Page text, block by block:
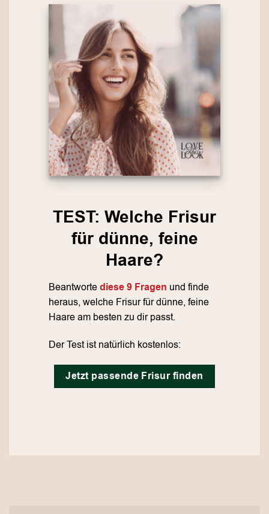
TEST: Welche Frisur
für dünne, feine
Haare?
Beantwortediese 9 Fragen und finde
heraus, welche Frisur für dünne, feine
Haare am besten zu dir passt.
Der Test ist natürlich kostenlos:
Jetzt passende Frisur finden